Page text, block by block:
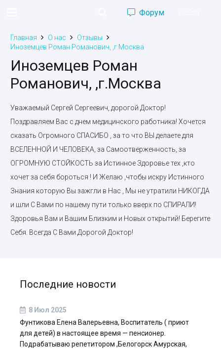
Форум
Главная О нас
Отзывы
Иноземцев Роман Романович, ,г.Москва
Иноземцев Роман
Романович, ,г.Москва
Уважаемый Сергей Сергеевич, дорогой Доктор!
Поздравляем Вас с днем медицинского работника! Хочется
сказать Огромного СПАСИБО , за то что ВЫ делаете для
ВСЕЛЕННОЙ И ЧЕЛОВЕКА, за Самоотверженность, за
ОГРОМНУЮ СТОЙКОСТЬ за Истинное Здоровье тех ,кто
хочет за себя бороться ! И Желаю ,чтобы искру Истинного
Знания которую Вы зажгли в Нас , Мы не утратили НИКОГДА
и шли С Вами по нашему пути только вверх по СПИРАЛИ!
Здоровья Вам и Вашим Близким и Новых открытий! Берегите
Себя. Всегда С Вами Дорогой Доктор!
Последние новости
8 Июл 2025
Фунтикова Елена Валерьевна, Воспитатель ( приют
для детей) в настоящее время — пенсионер.
Подрабатываю репетитором ,Белогорск Амурская,